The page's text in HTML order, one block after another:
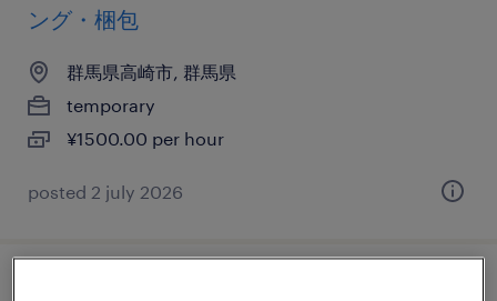
ング・梱包
群馬県高崎市, 群馬県
temporary
¥1500.00 per hour
posted 2 july 2026